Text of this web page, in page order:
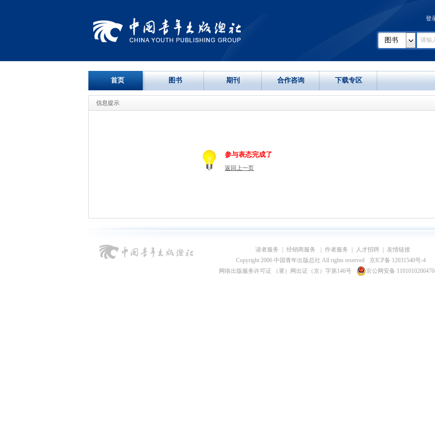
登
图书
首页 图书 期刊 合作咨询 下载专区
信息提示
参与表态完成了
返回上一页
读者服务 经销商服务 作者服务 人才招聘
友情链接
Copyright 2006 中国青年出版总社 All rights reserved
京ICP备 12031540号-4
网络出版服务许可证 （署）网出证（京）字第146号
京公网安备